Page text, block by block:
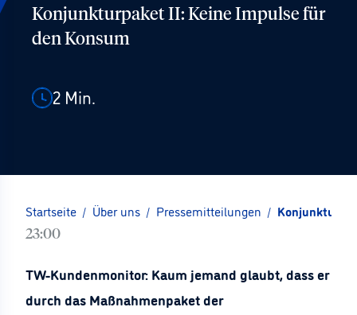
Konjunkturpaket II: Keine Impulse für
den Konsum
2 Min.
Startseite / Über uns / Pressemitteilungen /
23:00
TW-Kundenmonitor: Kaum jemand glaubt, dass er
durch das Maßnahmenpaket der